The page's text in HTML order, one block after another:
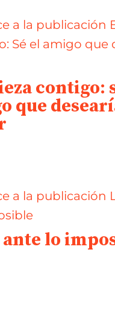
contigo:
que
ante lo